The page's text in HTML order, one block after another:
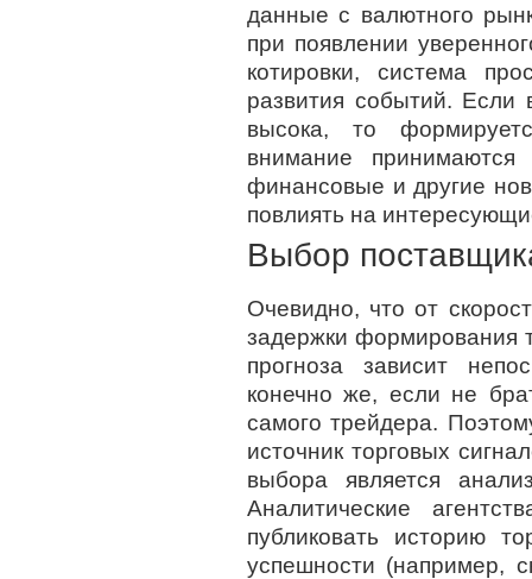
данные с валютного
при появлении
котировки, система
развития событий. Если
высока, то
внимание принимаются
финансовые и другие
повлиять на
Выбор
Очевидно, что от
задержки формирования
прогноза зависит
конечно же, если не
самого трейдера.
источник торговых
выбора является
Аналитические
публиковать историю
успешности (например,